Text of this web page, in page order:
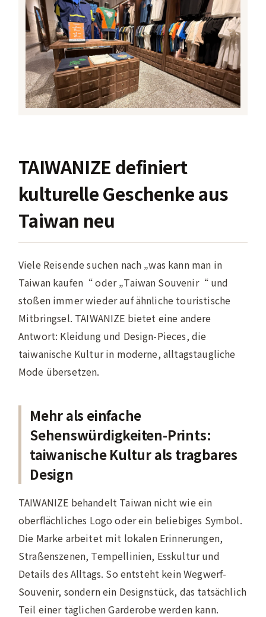
TAIWANIZE definiert
kulturelle Geschenke aus
Taiwan neu
Viele Reisende suchen nach „was kann man in
Taiwan kaufen“ oder „Taiwan Souvenir“ und
stoßen immer wieder auf ähnliche touristische
Mitbringsel. TAIWANIZE bietet eine andere
Antwort: Kleidung und Design-Pieces, die
taiwanische Kultur in moderne, alltagstaugliche
Mode übersetzen.
Mehr als einfache
Sehenswürdigkeiten-Prints:
taiwanische Kultur als tragbares
Design
TAIWANIZE behandelt Taiwan nicht wie ein
oberflächliches Logo oder ein beliebiges Symbol.
Die Marke arbeitet mit lokalen Erinnerungen,
Straßenszenen, Tempellinien, Esskultur und
Details des Alltags. So entsteht kein Wegwerf-
Souvenir, sondern ein Designstück, das tatsächlich
Teil einer täglichen Garderobe werden kann.